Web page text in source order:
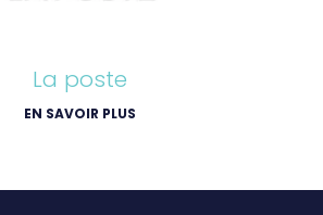
La poste
EN SAVOIR PLUS